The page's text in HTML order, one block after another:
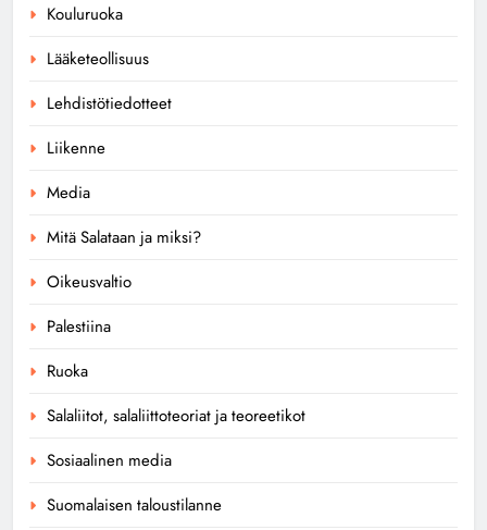
Kouluruoka
Lääketeollisuus
Lehdistötiedotteet
Liikenne
Media
Mitä Salataan ja miksi?
Oikeusvaltio
Palestiina
Ruoka
Salaliitot, salaliittoteoriat ja teoreetikot
Sosiaalinen media
Suomalaisen taloustilanne